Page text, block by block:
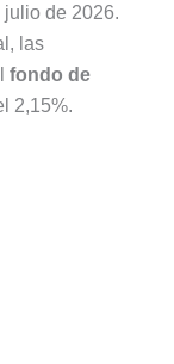
julio de 2026.
las
fondo de
2,15%.